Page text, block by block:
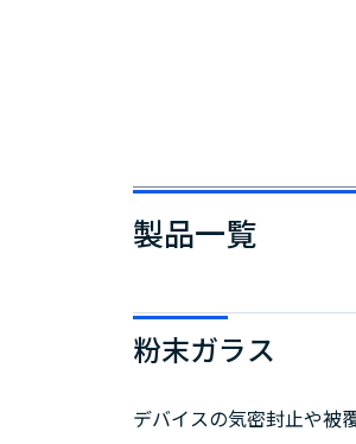
製品一覧
粉末ガラス
デバイスの気密封止や被